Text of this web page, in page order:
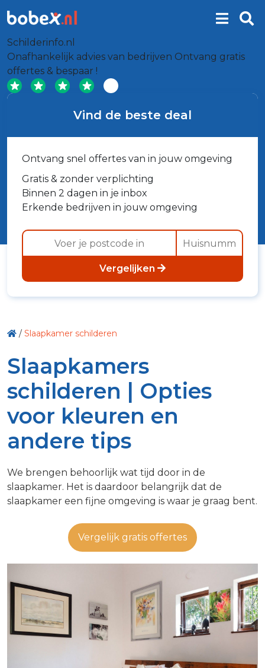
Schilderinfo.nl
Onafhankelijk advies van bedrijven Ontvang gratis
offertes & bespaar !
Vind de beste deal
Ontvang snel offertes van in jouw omgeving
Gratis & zonder verplichting
Binnen 2 dagen in je inbox
Erkende bedrijven in jouw omgeving
Vergelijken
/ Slaapkamer schilderen
Slaapkamers
schilderen | Opties
voor kleuren en
andere tips
We brengen behoorlijk wat tijd door in de
slaapkamer. Het is daardoor belangrijk dat de
slaapkamer een fijne omgeving is waar je graag bent.
Vergelijk gratis offertes